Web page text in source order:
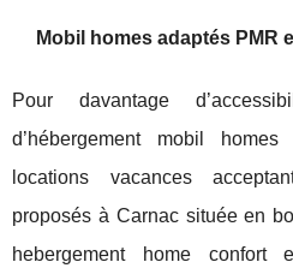
Mobil homes adaptés PMR
Pour davantage
d’hébergement mobil
locations vacances
proposés à Carnac située en
hebergement home confort